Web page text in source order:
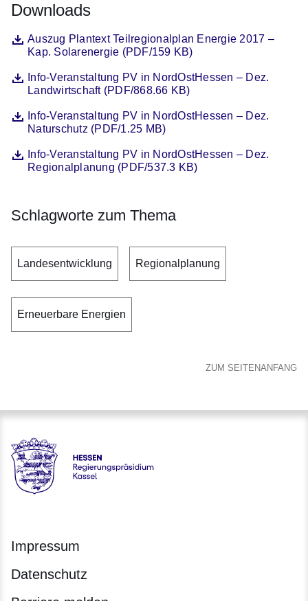
Downloads
DateiAuszug Plantext Teilregionalplan Energie 2017 –
Kap. Solarenergie (PDF/159 KB)
Öffnet sich in einem neuen Fenster
DateiInfo-Veranstaltung PV in NordOstHessen – Dez.
Landwirtschaft (PDF/868.66 KB)
Öffnet sich in einem neuen Fenster
DateiInfo-Veranstaltung PV in NordOstHessen – Dez.
Naturschutz (PDF/1.25 MB)
Öffnet sich in einem neuen Fenster
DateiInfo-Veranstaltung PV in NordOstHessen – Dez.
Regionalplanung (PDF/537.3 KB)
Öffnet sich in einem neuen Fenster
Schlagworte zum Thema
Landesentwicklung Regionalplanung
Erneuerbare Energien
ZUM SEITENANFANG
Hessen - Regierungspräsidium Kassel
Impressum
Datenschutz